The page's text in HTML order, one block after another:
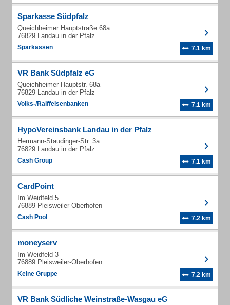
Sparkasse Südpfalz
Queichheimer Hauptstraße 68a
76829 Landau in der Pfalz
Sparkassen 7.1 km
VR Bank Südpfalz eG
Queichheimer Hauptstr. 68a
76829 Landau in der Pfalz
Volks-/Raiffeisenbanken 7.1 km
HypoVereinsbank Landau in der Pfalz
Hermann-Staudinger-Str. 3a
76829 Landau in der Pfalz
Cash Group 7.1 km
CardPoint
Im Weidfeld 5
76889 Pleisweiler-Oberhofen
Cash Pool 7.2 km
moneyserv
Im Weidfeld 3
76889 Pleisweiler-Oberhofen
Keine Gruppe 7.2 km
VR Bank Südliche Weinstraße-Wasgau eG